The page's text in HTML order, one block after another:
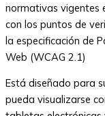
normativas vigentes
con los puntos de
la especificación de
Web (WCAG 2.1)
Está diseñado para
pueda visualizarse